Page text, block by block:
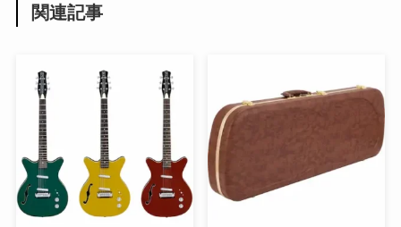
関連記事